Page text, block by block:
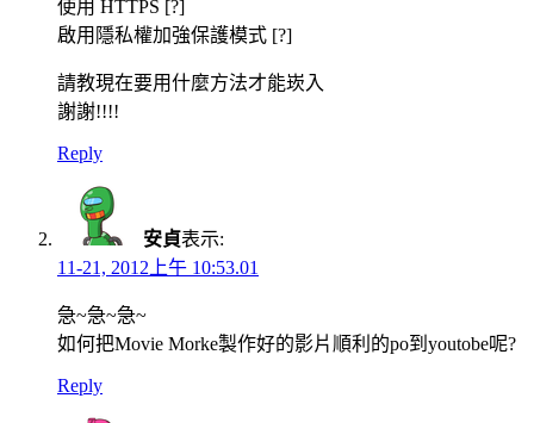
使用 HTTPS [?]
啟用隱私權加強保護模式 [?]
請教現在要用什麼方法才能崁入
謝謝!!!!
Reply
安貞表示:
11-21, 2012上午 10:53.01
急~急~急~
如何把Movie Morke製作好的影片順利的po到youtobe呢?
Reply